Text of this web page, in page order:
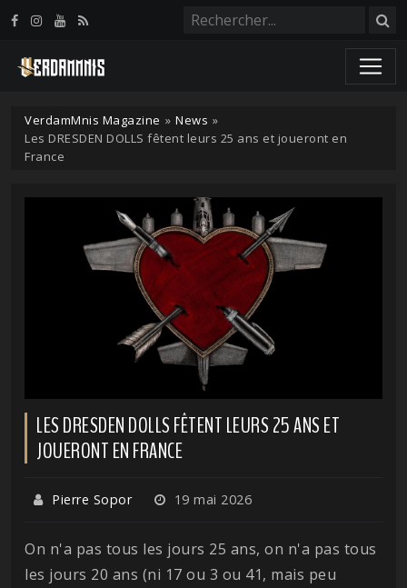
VerdamMnis Magazine » News »
Les DRESDEN DOLLS fêtent leurs 25 ans et joueront en
France
LES DRESDEN DOLLS FÊTENT LEURS 25 ANS ET
JOUERONT EN FRANCE
Pierre Sopor 19 mai 2026
On n'a pas tous les jours 25 ans, on n'a pas tous
les jours 20 ans (ni 17 ou 3 ou 41, mais peu
Panneau de gestion des cookies